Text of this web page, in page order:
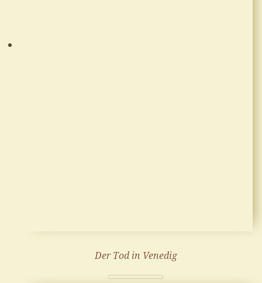
Der Tod in Venedig